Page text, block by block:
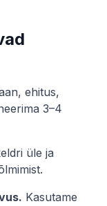
ehitus,
3–4
üle ja
Kasutame